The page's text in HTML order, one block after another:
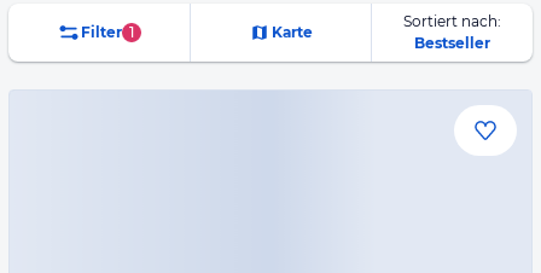
Filter 1 Karte
Sortiert nach:
Bestseller